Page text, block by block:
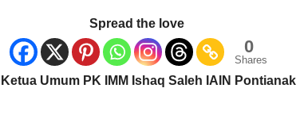
Spread the love
0
Shares
Umum PK IMM Ishaq Saleh IAIN Pontianak